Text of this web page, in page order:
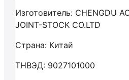
Изготовитель: CHENGDU
JOINT-STOCK CO.LTD
Страна: Китай
ТНВЭД: 9027101000